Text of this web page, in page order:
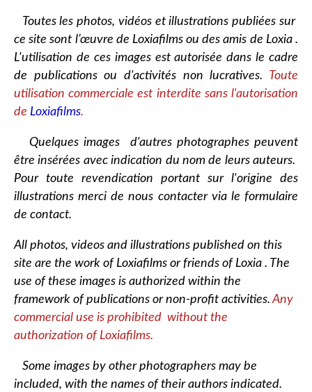
Toutes les photos, vidéos et illustrations publiées sur
ce site sont l’œuvre de Loxiafilms ou des amis de Loxia .
L'utilisation de ces images est autorisée dans le cadre
de publications ou d'activités non lucratives. Toute
utilisation commerciale est interdite sans l'autorisation
de Loxiafilms.
Quelques images d'autres photographes peuvent
être insérées avec indication du nom de leurs auteurs.
Pour toute revendication portant sur l'origine des
illustrations merci de nous contacter via le formulaire
de contact.
All photos, videos and illustrations published on this
site are the work of Loxiafilms or friends of Loxia . The
use of these images is authorized within the
framework of publications or non-profit activities.Any
commercial use is prohibited without the
authorization of Loxiafilms.
Some images by other photographers may be
included, with the names of their authors indicated.